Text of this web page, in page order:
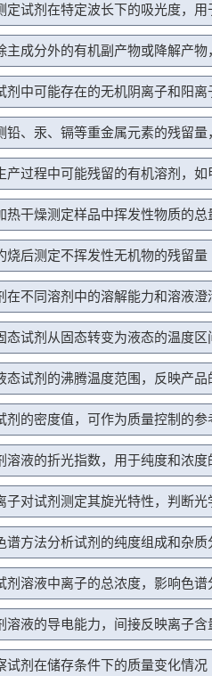
定试剂在特定波长下的吸光度，
主成分外的有机副产物或降解产物
剂中可能存在的无机阴离子和阳离
铅、汞、镉等重金属元素的残留量
产过程中可能残留的有机溶剂，如
热干燥测定样品中挥发性物质的总
烧后测定不挥发性无机物的残留量
在不同溶剂中的溶解能力和溶液澄
态试剂从固态转变为液态的温度区
态试剂的沸腾温度范围，反映产品
剂的密度值，可作为质量控制的参
溶液的折光指数，用于纯度和浓度
子对试剂测定其旋光特性，判断光
谱方法分析试剂的纯度组成和杂质
剂溶液中离子的总浓度，影响色谱
溶液的导电能力，间接反映离子含
试剂在储存条件下的质量变化情况